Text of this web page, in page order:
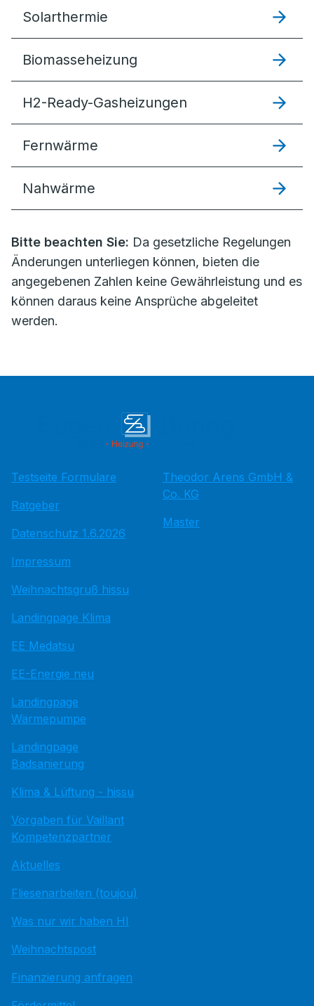
Solarthermie
Biomasseheizung
H2-Ready-Gasheizungen
Fernwärme
Nahwärme
Bitte beachten Sie: Da gesetzliche Regelungen
Änderungen unterliegen können, bieten die
angegebenen Zahlen keine Gewährleistung und es
können daraus keine Ansprüche abgeleitet
werden.
Testseite Formulare
Ratgeber
Datenschutz 1.6.2026
Impressum
Weihnachtsgruß hissu
Landingpage Klima
EE Medatsu
EE-Energie neu
Landingpage
Wärmepumpe
Landingpage
Badsanierung
Klima & Lüftung - hissu
Vorgaben für Vaillant
Kompetenzpartner
Aktuelles
Fliesenarbeiten (toujou)
Was nur wir haben HI
Weihnachtspost
Finanzierung anfragen
Theodor Arens GmbH &
Co. KG
Master